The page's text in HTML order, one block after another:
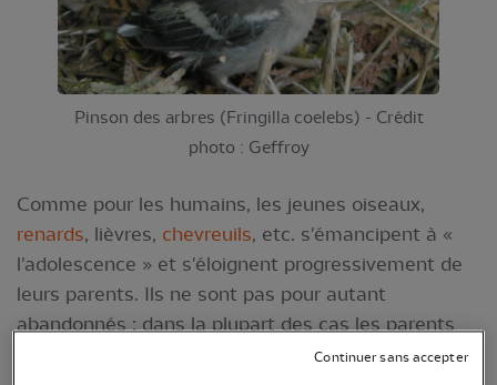
Pinson des arbres (Fringilla coelebs) - Crédit
photo : Geffroy
Comme pour les humains, les jeunes oiseaux,
renards, lièvres, chevreuils, etc. s'émancipent à «
l'adolescence » et s'éloignent progressivement de
leurs parents. Ils ne sont pas pour autant
abandonnés : dans la plupart des cas les parents
se trouvent aux alentours, partis à la recherche de
Continuer sans accepter